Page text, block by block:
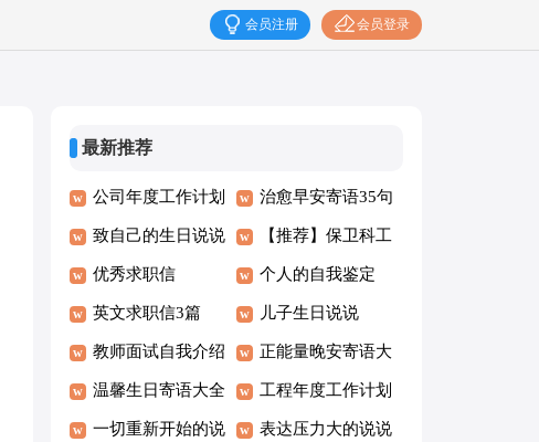
会员登录
会员注册
最新推荐
公司年度工作计划
模板7篇
治愈早安寄语35句
精选
致自己的生日说说 【推荐】保卫科工
作计划四篇
优秀求职信 个人的自我鉴定
英文求职信3篇 儿子生日说说
教师面试自我介绍
15篇
正能量晚安寄语大
全（通用80句）
温馨生日寄语大全
80句
工程年度工作计划
汇总八篇
一切重新开始的说 表达压力大的说说